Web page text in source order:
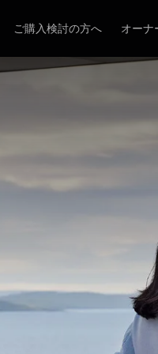
ご購入検討の方へ オーナ